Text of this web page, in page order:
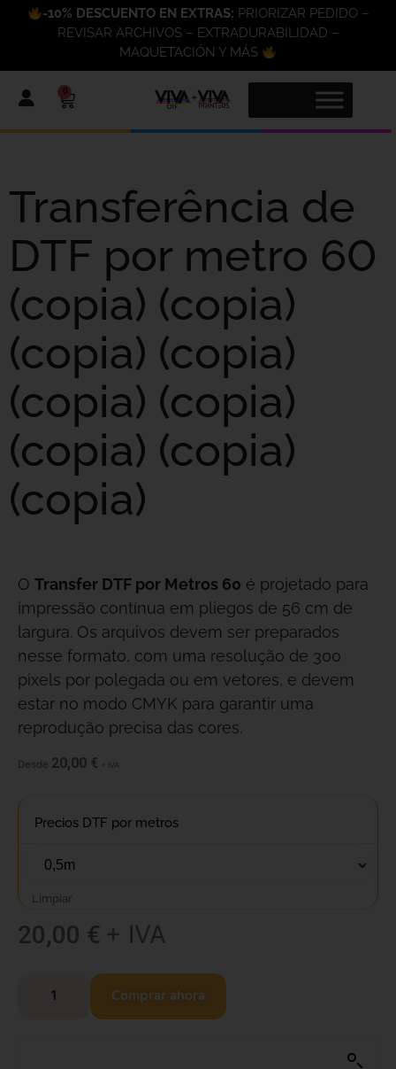
-10% DESCUENTO EN EXTRAS: PRIORIZAR PEDIDO –
REVISAR ARCHIVOS – EXTRADURABILIDAD –
MAQUETACIÓN Y MÁS
0
Transferência de
DTF por metro 60
(copia) (copia)
(copia) (copia)
(copia) (copia)
(copia) (copia)
(copia)
O Transfer DTF por Metros 60 é projetado para
impressão contínua em pliegos de 56 cm de
largura. Os arquivos devem ser preparados
nesse formato, com uma resolução de 300
pixels por polegada ou em vetores, e devem
estar no modo CMYK para garantir uma
reprodução precisa das cores.
Desde 20,00 € + IVA
Precios DTF por metros
Limpiar
20,00 € + IVA
Comprar ahora